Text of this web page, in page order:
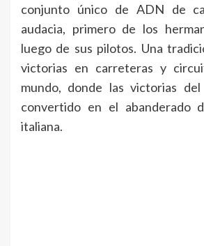
conjunto único de ADN de
audacia, primero de los
luego de sus pilotos. Una
victorias en carreteras y
mundo, donde las victorias
convertido en el abanderado
italiana.